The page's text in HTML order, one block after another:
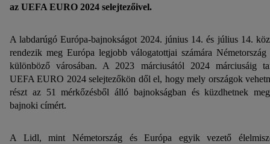
az UEFA EURO 2024 selejtezőivel.
A labdarúgó Európa-bajnokságot 2024. június 14. és július 14.
rendezik meg Európa legjobb válogatottjai számára Németország
különböző városában. A 2023 márciusától 2024 márciusáig
UEFA EURO 2024 selejtezőkön dől el, hogy mely országok
részt az 51 mérkőzésből álló bajnokságban és küzdhetnek
bajnoki címért.
A Lidl, mint Németország és Európa egyik vezető